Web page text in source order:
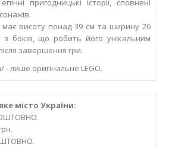
висоту понад 39 см та ширину 26
боків, що робить його унікальним
завершення гри.
лише оригінальне LEGO.
місто України: